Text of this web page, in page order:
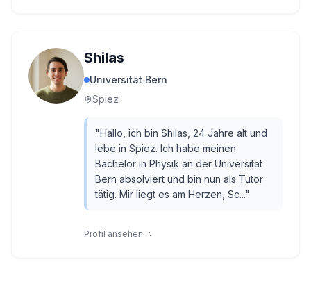
Shilas
Universität Bern
Spiez
"Hallo, ich bin Shilas, 24 Jahre alt und
lebe in Spiez. Ich habe meinen
Bachelor in Physik an der Universität
Bern absolviert und bin nun als Tutor
tätig. Mir liegt es am Herzen, Sc..."
Profil ansehen